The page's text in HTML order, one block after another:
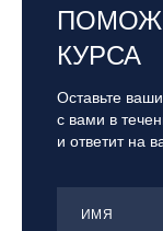
КУРСА
Оставьте
с вами в
и ответит на
ИМЯ